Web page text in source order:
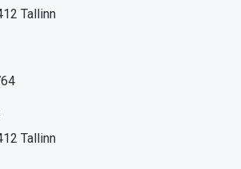
Tallinn
Tallinn